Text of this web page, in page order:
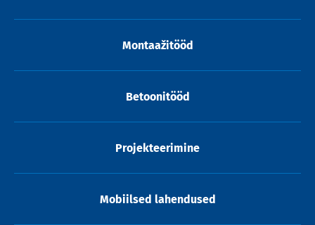
Montaažitööd
Betoonitööd
Projekteerimine
Mobiilsed lahendused